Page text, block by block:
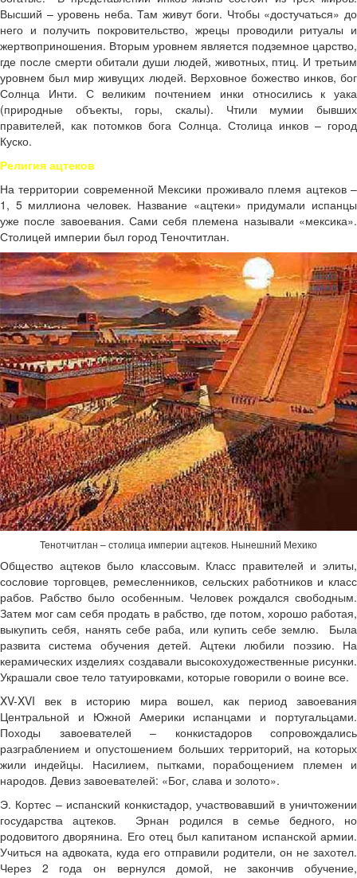
Высший – уровень неба. Там живут боги. Чтобы «достучаться» до
него и получить покровительство, жрецы проводили ритуалы и
жертвоприношения. Вторым уровнем является подземное царство,
где после смерти обитали души людей, животных, птиц. И третьим
уровнем был мир живущих людей. Верховное божество инков, бог
Солнца Инти. С великим почтением инки относились к уака
(природные объекты, горы, скалы). Чтили мумии бывших
правителей, как потомков бога Солнца. Столица инков – город
Куско.
Религия ацтеков
На территории современной Мексики проживало племя ацтеков –
1, 5 миллиона человек. Название «ацтеки» придумали испанцы
уже после завоевания. Сами себя племена называли «мексика».
Столицей империи был город Теночтитлан.
Тенотчитлан – столица империи ацтеков. Нынешний Мехико
Общество ацтеков было классовым. Класс правителей и элиты,
сословие торговцев, ремесленников, сельских работников и класс
рабов. Рабство было особенным. Человек рождался свободным.
Затем мог сам себя продать в рабство, где потом, хорошо работая,
выкупить себя, нанять себе раба, или купить себе землю. Была
развита система обучения детей. Ацтеки любили поэзию. На
керамических изделиях создавали высокохудожественные рисунки.
Украшали свое тело татуировками, которые говорили о воине все.
XV-XVI век в историю мира вошел, как период завоевания
Центральной и Южной Америки испанцами и португальцами.
Походы завоевателей – конкистадоров сопровождались
разграблением и опустошением больших территорий, на которых
жили индейцы. Насилием, пытками, порабощением племен и
народов. Девиз завоевателей: «Бог, слава и золото».
Э. Кортес – испанский конкистадор, участвовавший в уничтожении
государства ацтеков. Эрнан родился в семье бедного, но
родовитого дворянина. Его отец был капитаном испанской армии.
Учиться на адвоката, куда его отправили родители, он не захотел.
Через 2 года он вернулся домой, не закончив обучение,